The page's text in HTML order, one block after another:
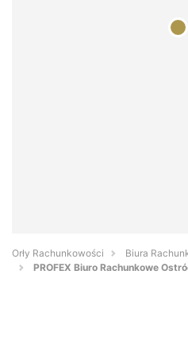
Orły Rachunkowości
Biura
PROFEX Biuro Rachunkowe